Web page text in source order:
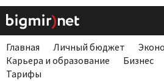
Главная Личный бюджет
Карьера и образование
Бизнес
Тарифы